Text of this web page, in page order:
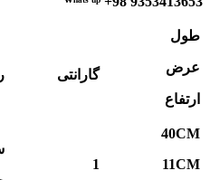
طول
عرض
ارتفاع
گارانتی
40CM
11CM
1